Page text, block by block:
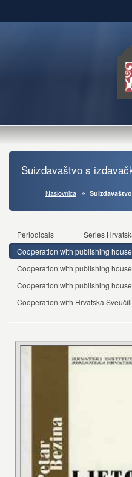
Suizdavaštvo s
Naslovnica
Periodicals
Series
Cooperation with publishing house
Cooperation with publishing
Cooperation with publishing
Cooperation with Hrvatska